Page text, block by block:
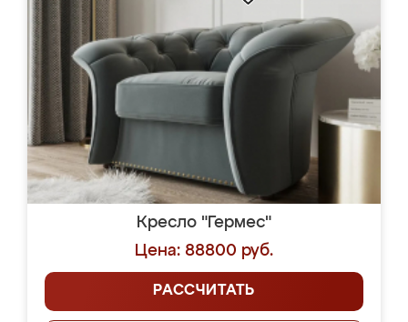
Кресло "Гермес"
Цена: 88800 руб.
РАССЧИТАТЬ